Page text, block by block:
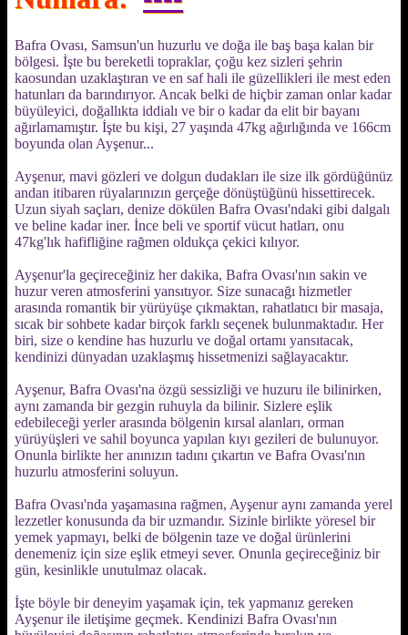
Bafra Ovası, Samsun'un huzurlu ve doğa ile baş başa kalan bir
bölgesi. İşte bu bereketli topraklar, çoğu kez sizleri şehrin
kaosundan uzaklaştıran ve en saf hali ile güzellikleri ile mest eden
hatunları da barındırıyor. Ancak belki de hiçbir zaman onlar kadar
büyüleyici, doğallıkta iddialı ve bir o kadar da elit bir bayanı
ağırlamamıştır. İşte bu kişi, 27 yaşında 47kg ağırlığında ve 166cm
boyunda olan Ayşenur...
Ayşenur, mavi gözleri ve dolgun dudakları ile size ilk gördüğünüz
andan itibaren rüyalarınızın gerçeğe dönüştüğünü hissettirecek.
Uzun siyah saçları, denize dökülen Bafra Ovası'ndaki gibi dalgalı
ve beline kadar iner. İnce beli ve sportif vücut hatları, onu
47kg'lık hafifliğine rağmen oldukça çekici kılıyor.
Ayşenur'la geçireceğiniz her dakika, Bafra Ovası'nın sakin ve
huzur veren atmosferini yansıtıyor. Size sunacağı hizmetler
arasında romantik bir yürüyüşe çıkmaktan, rahatlatıcı bir masaja,
sıcak bir sohbete kadar birçok farklı seçenek bulunmaktadır. Her
biri, size o kendine has huzurlu ve doğal ortamı yansıtacak,
kendinizi dünyadan uzaklaşmış hissetmenizi sağlayacaktır.
Ayşenur, Bafra Ovası'na özgü sessizliği ve huzuru ile bilinirken,
aynı zamanda bir gezgin ruhuyla da bilinir. Sizlere eşlik
edebileceği yerler arasında bölgenin kırsal alanları, orman
yürüyüşleri ve sahil boyunca yapılan kıyı gezileri de bulunuyor.
Onunla birlikte her anınızın tadını çıkartın ve Bafra Ovası'nın
huzurlu atmosferini soluyun.
Bafra Ovası'nda yaşamasına rağmen, Ayşenur aynı zamanda yerel
lezzetler konusunda da bir uzmandır. Sizinle birlikte yöresel bir
yemek yapmayı, belki de bölgenin taze ve doğal ürünlerini
denemeniz için size eşlik etmeyi sever. Onunla geçireceğiniz bir
gün, kesinlikle unutulmaz olacak.
İşte böyle bir deneyim yaşamak için, tek yapmanız gereken
Ayşenur ile iletişime geçmek. Kendinizi Bafra Ovası'nın